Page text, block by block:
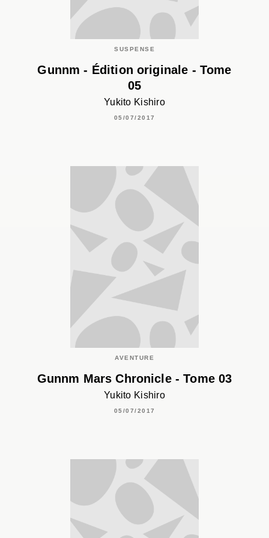
SUSPENSE
Gunnm - Édition originale - Tome
05
Yukito Kishiro
05/07/2017
AVENTURE
Gunnm Mars Chronicle - Tome 03
Yukito Kishiro
05/07/2017